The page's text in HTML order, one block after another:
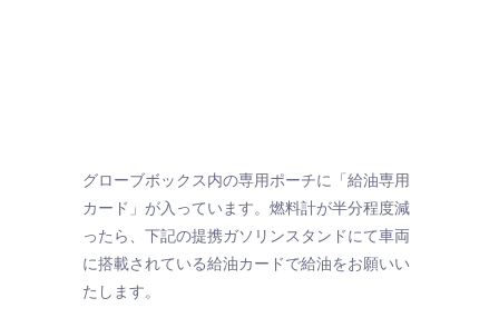
グローブボックス内の専用ポーチに「給油専用
カード」が入っています。燃料計が半分程度減
ったら、下記の提携ガソリンスタンドにて車両
に搭載されている給油カードで給油をお願いい
たします。